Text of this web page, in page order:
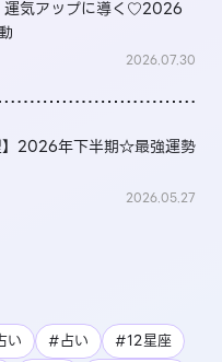
運気アップに導く♡2026
2026.07.30
】2026年下半期☆最強運勢
2026.05.27
い #占い
#12星座